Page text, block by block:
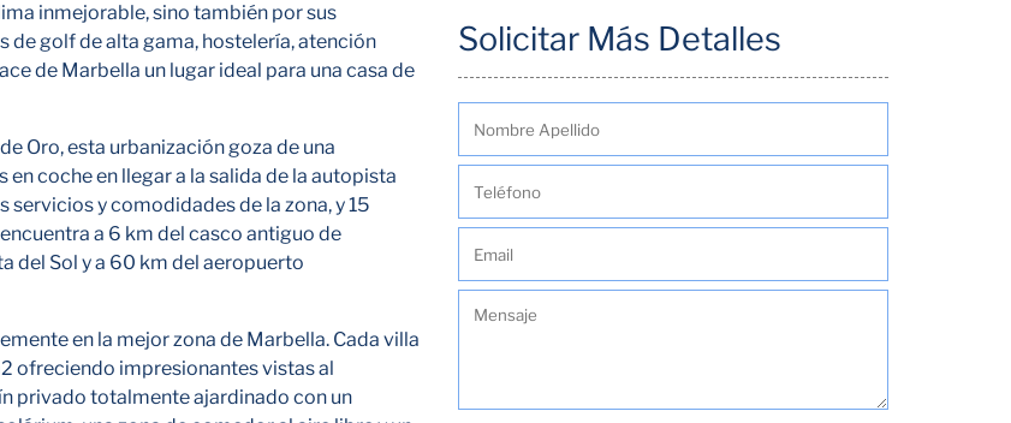
Solicitar Más Detalles
inmejorable, sino también por sus
golf de alta gama, hostelería, atención
de Marbella un lugar ideal para una casa de
Oro, esta urbanización goza de una
coche en llegar a la salida de la autopista
servicios y comodidades de la zona, y 15
a 6 km del casco antiguo de
del Sol y a 60 km del aeropuerto
en la mejor zona de Marbella. Cada villa
ofreciendo impresionantes vistas al
privado totalmente ajardinado con un